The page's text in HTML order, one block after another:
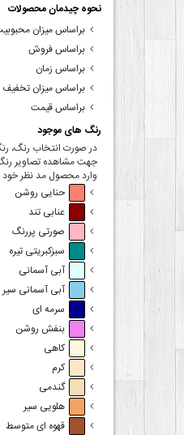
نحوه چیدمان محصولات
براساس میزان
براساس فروش
براساس زمان
براساس میزان تخفیف
براساس قیمت
رنگ های موجود
در صورت انتخاب رنگ،
جهت مشاهده تصاویر
وارد محصول مد نظر
حنایی روشن
عنابی تند
صورتی پررنگ
سبزکبریتی تیره
آبی آسمانی
آبی آسمانی سیر
سرمه ای
بنفش روشن
کاهی
کرم
گندمی
هلویی سیر
قهوه ای متوسط